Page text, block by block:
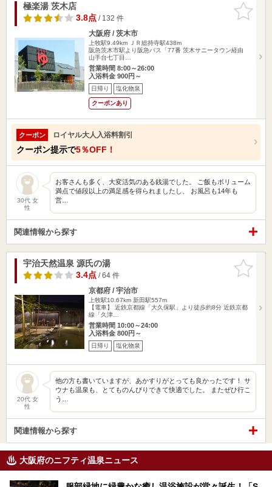
お気に入
りに追加
極楽湯 茨木店
3.8点/ 132 件
大阪府 / 茨木市
上牧駅9.49km
ＪＲ総持寺駅438m
阪急茨木市駅より阪急バス「77番 茨木サニータウン経由
山手台七丁目…
営業時間 8:00～26:00
入浴料金 900円～
日帰り 塩化物泉
クーポンあり
クーポン ロイヤル大人入浴料割引
クーポン提示で5％OFF！
30代 女
性
お客さんも多く、大変活気のある銭湯でした。 ご飯もボリューム
満点で値段以上の満足感を得られましたし、 お風呂も14年も
営…
関連情報から探す
お気に入
りに追加
宇治天然温泉 源氏の湯
3.4点/ 64 件
京都府 / 宇治市
上牧駅10.67km 新田駅557m
【電車】 近鉄京都線「大久保駅」より徒歩約8分 近鉄京都
線「久津…
営業時間 10:00～24:00
入浴料金 800円～
日帰り 塩化物泉
20代 女
性
他の方も書いていますが、あかすりがとっても良かったです！ サ
ウナも温泉も、とてものんびりできて快適でした。 またぜひ行こ
う…
関連情報から探す
大阪府のニフティ温泉ニュース